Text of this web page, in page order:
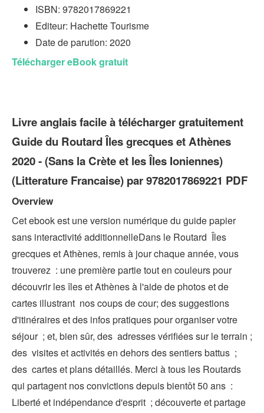
ISBN: 9782017869221
Editeur: Hachette Tourisme
Date de parution: 2020
Télécharger eBook gratuit
Livre anglais facile à télécharger gratuitement
Guide du Routard Îles grecques et Athènes
2020 - (Sans la Crète et les Îles Ioniennes)
(Litterature Francaise) par 9782017869221 PDF
Overview
Cet ebook est une version numérique du guide papier
sans interactivité additionnelleDans le Routard Îles
grecques et Athènes, remis à jour chaque année, vous
trouverez : une première partie tout en couleurs pour
découvrir les îles et Athènes à l'aide de photos et de
cartes illustrant nos coups de cour; des suggestions
d'itinéraires et des infos pratiques pour organiser votre
séjour ; et, bien sûr, des adresses vérifiées sur le terrain ;
des visites et activités en dehors des sentiers battus ;
des cartes et plans détaillés. Merci à tous les Routards
qui partagent nos convictions depuis bientôt 50 ans :
Liberté et indépendance d'esprit ; découverte et partage